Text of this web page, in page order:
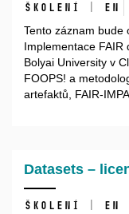
Školení | EN
Tento záznam bude
Implementace FAIR
Bolyai University v
FOOPS! a
artefaktů, FAIR-
Datasets –
Školení | EN